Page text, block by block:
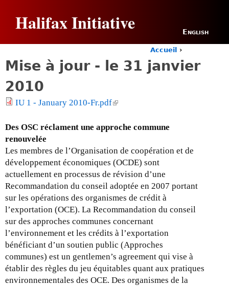
Halifax Initiative English
o
a
r
e
e
r
e
Accueil ›
Mise à jour - le 31 janvier
2010
IU 1 - January 2010-Fr.pdf(
i
k
i
s
e
x
t
e
r
n
a
l
)
Des OSC réclament une approche commune
renouvelée
Les membres de l’Organisation de coopération et de
développement économiques (OCDE) sont
actuellement en processus de révision d’une
Recommandation du conseil adoptée en 2007 portant
sur les opérations des organismes de crédit à
l’exportation (OCE). La Recommandation du conseil
sur des approches communes concernant
l’environnement et les crédits à l’exportation
bénéficiant d’un soutien public (Approches
communes) est un gentlemen’s agreement qui vise à
établir des règles du jeu équitables quant aux pratiques
environnementales des OCE. Des organismes de la